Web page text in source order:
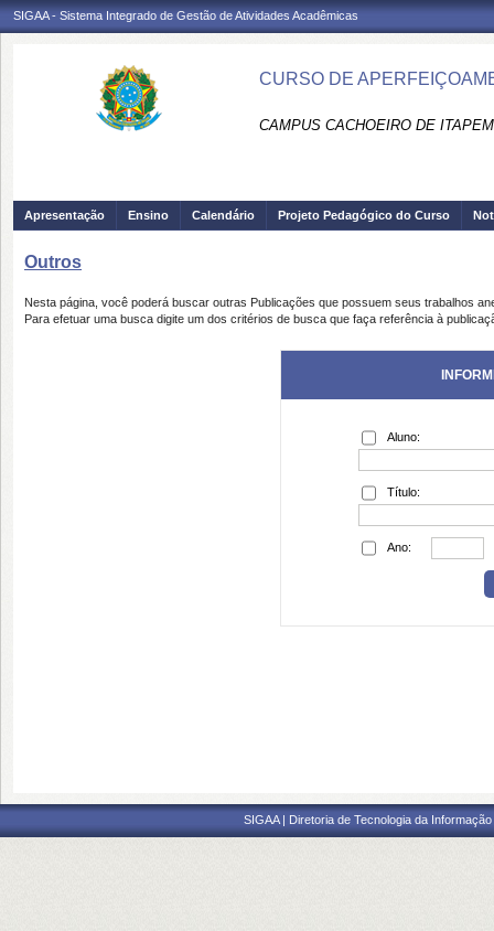
SIGAA - Sistema Integrado de Gestão de Atividades Acadêmicas
CURSO DE
CAMPUS CACHOEIRO DE
Apresentação Ensino Calendário Projeto Pedagógico do Curso
Outros
Nesta página, você poderá buscar outras Publicações que possuem seus trabalhos
Para efetuar uma busca digite um dos critérios de busca que faça referência à
Aluno:
Título:
Ano:
SIGAA | Diretoria de Tecnologia da